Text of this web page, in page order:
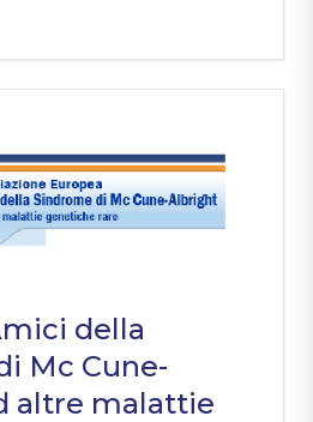
della
Mc Cune-
altre malattie